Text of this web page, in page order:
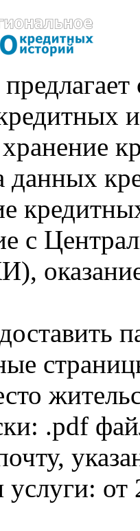
данных
с
.pdf
услуги: от